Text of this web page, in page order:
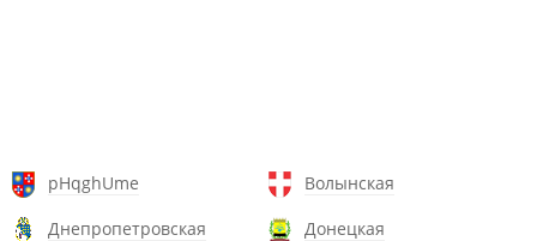
pHqghUme
Волынская
Днепропетровская
Донецкая